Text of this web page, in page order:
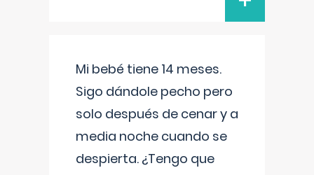
Mi bebé tiene 14 meses.
Sigo dándole pecho pero
solo después de cenar y a
media noche cuando se
despierta. ¿Tengo que